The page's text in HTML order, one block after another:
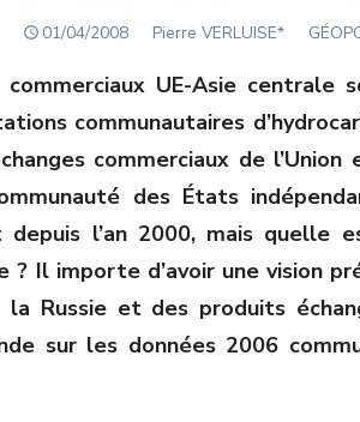
POSTED
01/04/2008 Author
Pierre VERLUISE*
commerciaux UE-Asie centrale
communautaires
commerciaux de l’Union
des États
depuis l’an 2000, mais quelle
? Il importe d’avoir une vision
Russie et des produits
sur les données 2006